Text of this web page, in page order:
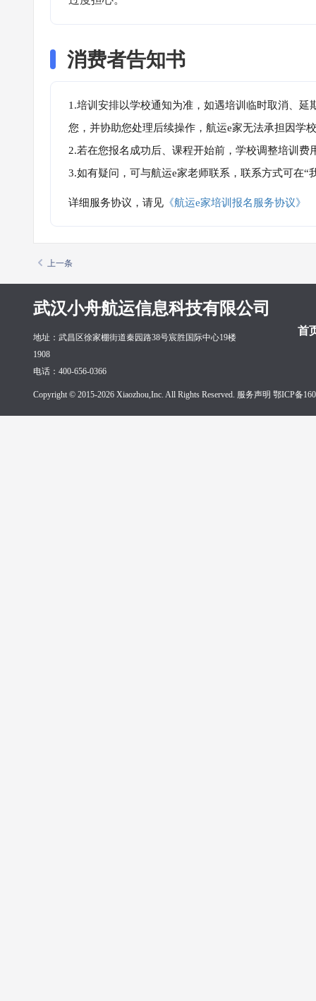
消费者告知书
1.培训安排以学校通知为准，如遇培训临时取消、
您，并协助您处理后续操作，航运e家无法承担因学
2.若在您报名成功后、课程开始前，学校调整培训
3.如有疑问，可与航运e家老师联系，联系方式可在
详细服务协议，请见 《航运e家培训报名服务协议》
上一条
武汉小舟航运信息科技有限公司
首
地址：武昌区徐家棚街道秦园路38号宸胜国际中心19楼
1908
电话：400-656-0366
Copyright © 2015-2026 Xiaozhou,Inc. All Rights Reserved. 服务声明 鄂ICP备